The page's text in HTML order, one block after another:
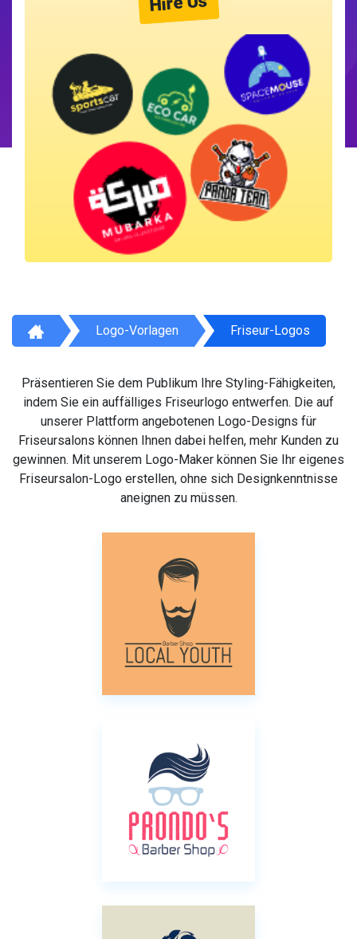
Logo-Vorlagen Friseur-Logos
Präsentieren Sie dem Publikum Ihre Styling-Fähigkeiten,
indem Sie ein auffälliges Friseurlogo entwerfen. Die auf
unserer Plattform angebotenen Logo-Designs für
Friseursalons können Ihnen dabei helfen, mehr Kunden zu
gewinnen. Mit unserem Logo-Maker können Sie Ihr eigenes
Friseursalon-Logo erstellen, ohne sich Designkenntnisse
aneignen zu müssen.